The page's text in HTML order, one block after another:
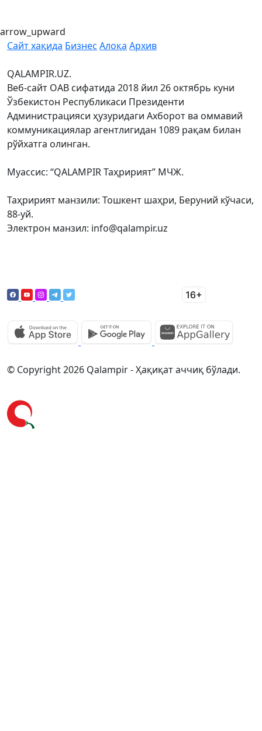
arrow_upward
Сайт хақида Бизнес Алоқа Архив
QALAMPIR.UZ.
Веб-сайт ОАВ сифатида 2018 йил 26 октябрь куни
Ўзбекистон Республикаси Президенти
Администрацияси ҳузуридаги Ахборот ва оммавий
коммуникациялар агентлигидан 1089 рақам билан
рўйхатга олинган.
Муассис: “QALAMPIR Таҳририят” МЧЖ.
Таҳририят манзили: Тошкент шаҳри, Беруний кўчаси,
88-уй.
Электрон манзил: info@qalampir.uz
© Copyright 2026 Qalampir - Ҳақиқат аччиқ бўлади.